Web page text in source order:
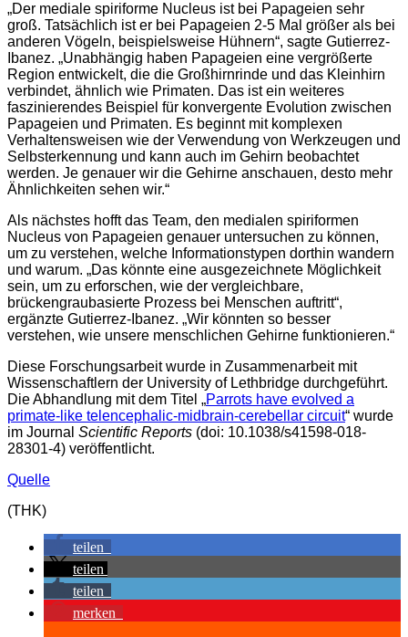
„Der mediale spiriforme Nucleus ist bei Papageien sehr
groß. Tatsächlich ist er bei Papageien 2-5 Mal größer als bei
anderen Vögeln, beispielsweise Hühnern“, sagte Gutierrez-
Ibanez. „Unabhängig haben Papageien eine vergrößerte
Region entwickelt, die die Großhirnrinde und das Kleinhirn
verbindet, ähnlich wie Primaten. Das ist ein weiteres
faszinierendes Beispiel für konvergente Evolution zwischen
Papageien und Primaten. Es beginnt mit komplexen
Verhaltensweisen wie der Verwendung von Werkzeugen und
Selbsterkennung und kann auch im Gehirn beobachtet
werden. Je genauer wir die Gehirne anschauen, desto mehr
Ähnlichkeiten sehen wir.“
Als nächstes hofft das Team, den medialen spiriformen
Nucleus von Papageien genauer untersuchen zu können,
um zu verstehen, welche Informationstypen dorthin wandern
und warum. „Das könnte eine ausgezeichnete Möglichkeit
sein, um zu erforschen, wie der vergleichbare,
brückengraubasierte Prozess bei Menschen auftritt“,
ergänzte Gutierrez-Ibanez. „Wir könnten so besser
verstehen, wie unsere menschlichen Gehirne funktionieren.“
Diese Forschungsarbeit wurde in Zusammenarbeit mit
Wissenschaftlern der University of Lethbridge durchgeführt.
Die Abhandlung mit dem Titel „Parrots have evolved a
primate-like telencephalic-midbrain-cerebellar circuit“ wurde
im Journal Scientific Reports (doi: 10.1038/s41598-018-
28301-4) veröffentlicht.
Quelle
(THK)
teilen
teilen
teilen
merken